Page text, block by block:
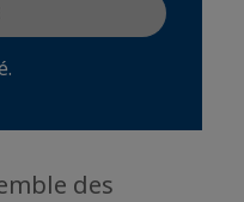
des